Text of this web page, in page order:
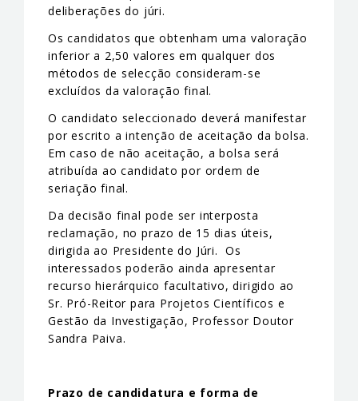
deliberações do júri.
Os candidatos que obtenham uma valoração
inferior a 2,50 valores em qualquer dos
métodos de selecção consideram-se
excluídos da valoração final.
O candidato seleccionado deverá manifestar
por escrito a intenção de aceitação da bolsa.
Em caso de não aceitação, a bolsa será
atribuída ao candidato por ordem de
seriação final.
Da decisão final pode ser interposta
reclamação, no prazo de 15 dias úteis,
dirigida ao Presidente do Júri. Os
interessados poderão ainda apresentar
recurso hierárquico facultativo, dirigido ao
Sr. Pró-Reitor para Projetos Científicos e
Gestão da Investigação, Professor Doutor
Sandra Paiva.
Prazo de candidatura e forma de